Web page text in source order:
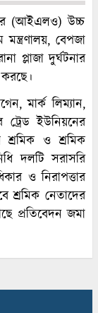
(আইএলও) উচ্চ
বেপজা
প্লাজা দুর্ঘটনার
মার্ক লিম্যান,
ট্রেড ইউনিয়নের
শ্রমিক ও শ্রমিক
দলটি সরাসরি
ও নিরাপত্তার
শ্রমিক নেতাদের
প্রতিবেদন জমা